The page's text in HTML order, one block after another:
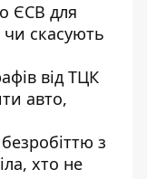
ЄСВ для
чи скасують
від ТЦК
авто,
з
хто не